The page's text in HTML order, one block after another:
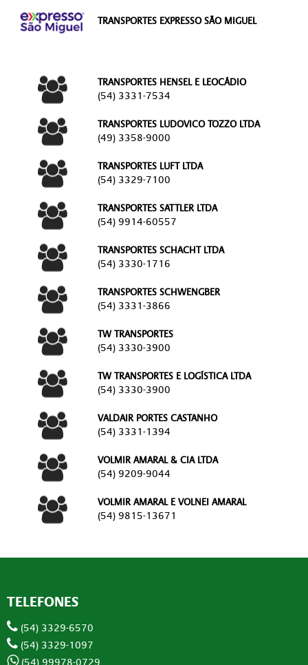
TRANSPORTES EXPRESSO SÃO MIGUEL
TRANSPORTES HENSEL E LEOCÁDIO
(54) 3331-7534
TRANSPORTES LUDOVICO TOZZO LTDA
(49) 3358-9000
TRANSPORTES LUFT LTDA
(54) 3329-7100
TRANSPORTES SATTLER LTDA
(54) 9914-60557
TRANSPORTES SCHACHT LTDA
(54) 3330-1716
TRANSPORTES SCHWENGBER
(54) 3331-3866
TW TRANSPORTES
(54) 3330-3900
TW TRANSPORTES E LOGÍSTICA LTDA
(54) 3330-3900
VALDAIR PORTES CASTANHO
(54) 3331-1394
VOLMIR AMARAL & CIA LTDA
(54) 9209-9044
VOLMIR AMARAL E VOLNEI AMARAL
(54) 9815-13671
TELEFONES
(54) 3329-6570
(54) 3329-1097